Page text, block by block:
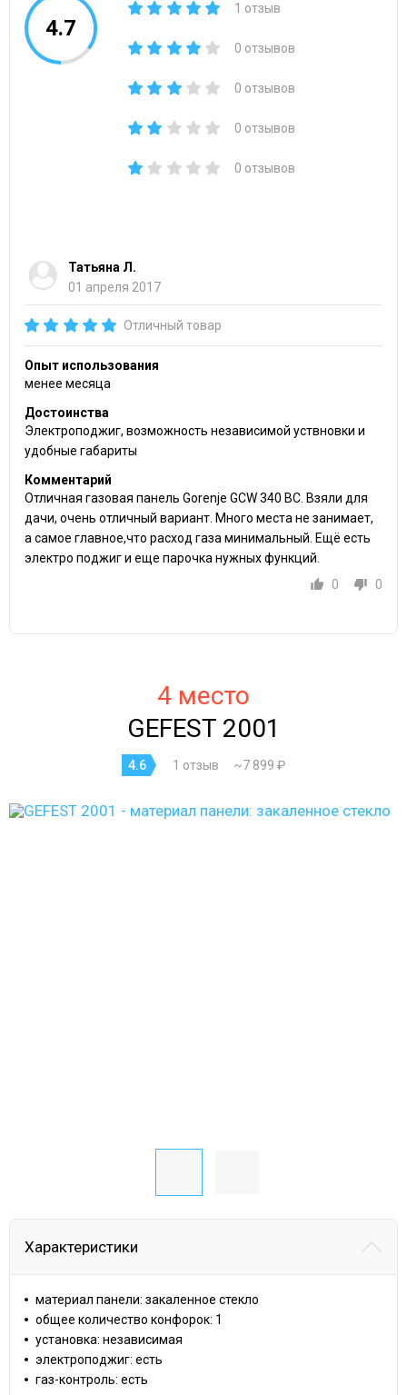
4.7
1 отзыв
0 отзывов
0 отзывов
0 отзывов
0 отзывов
Татьяна Л.
01 апреля 2017
Отличный товар
Опыт использования
менее месяца
Достоинства
Электроподжиг, возможность независимой уствновки и
удобные габариты
Комментарий
Отличная газовая панель Gorenje GCW 340 BC. Взяли для
дачи, очень отличный вариант. Много места не занимает,
а самое главное,что расход газа минимальный. Ещё есть
электро поджиг и еще парочка нужных функций.
0
0
4 место
GEFEST 2001
4.6 1 отзыв ~7 899 ₽
Характеристики
материал панели: закаленное стекло
общее количество конфорок: 1
установка: независимая
электроподжиг: есть
газ-контроль: есть